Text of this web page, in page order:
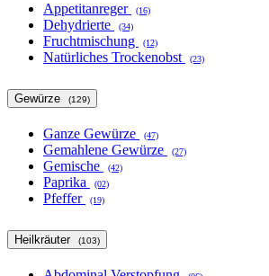
Appetitanreger (16)
Dehydrierte (34)
Fruchtmischung (12)
Natürliches Trockenobst (23)
Gewürze (129)
Ganze Gewürze (47)
Gemahlene Gewürze (27)
Gemische (42)
Paprika (02)
Pfeffer (19)
Heilkräuter (103)